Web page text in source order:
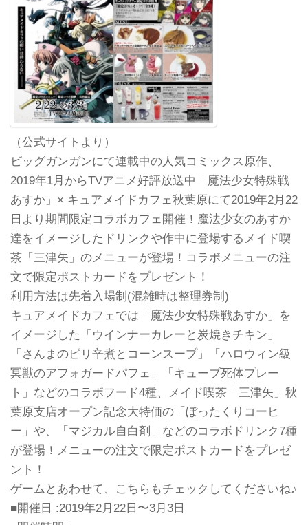
（公式サイトより）
ビッグガンガンにて連載中の人気コミックス原作、
2019年1月からTVアニメ好評放送中「魔法少女特殊戦
あすか」× キュアメイドカフェ秋葉原にて2019年2月22
日より期間限定コラボカフェ開催！魔法少女のあすか
達をイメージしたドリンクや作中に登場するメイド喫
茶「三津矢」のメニューが登場！コラボメニューの注
文で限定ポストカードをプレゼント！
利用方法は先着入場制(混雑時は整理券制)
キュアメイドカフェでは「魔法少女特殊戦あすか」を
イメージした「ウインナーカレーと炭焼きチキン」
「さんまのピリ辛煮とコーンスープ」「ハロウィン級
冥獣のアフォガードパフェ」「キューブ死体プレー
ト」などのコラボフード4種、メイド喫茶「三津矢」秋
葉原支店オープン記念大特価の「ぼったくりコーヒ
ー」や、「マジカル自白剤」などのコラボドリンク7種
が登場！メニューの注文で限定ポストカードをプレゼ
ント！
ゲームとあわせて、こちらもチェックしてくださいね♪
■開催日 :2019年2月22日〜3月3日